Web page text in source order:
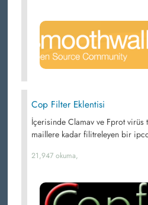
Cop Filter Eklentisi
İçerisinde Clamav ve Fprot virüs
maillere kadar filitreleyen bir
21,947 okuma,